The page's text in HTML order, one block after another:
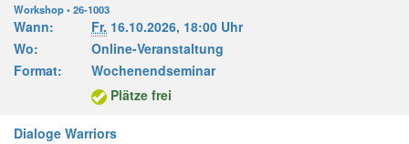
Workshop • 26-1003
Wann: Fr. 16.10.2026, 18:00 Uhr
Wo:
Online-Veranstaltung
Format:
Wochenendseminar
Plätze frei
Dialoge Warriors